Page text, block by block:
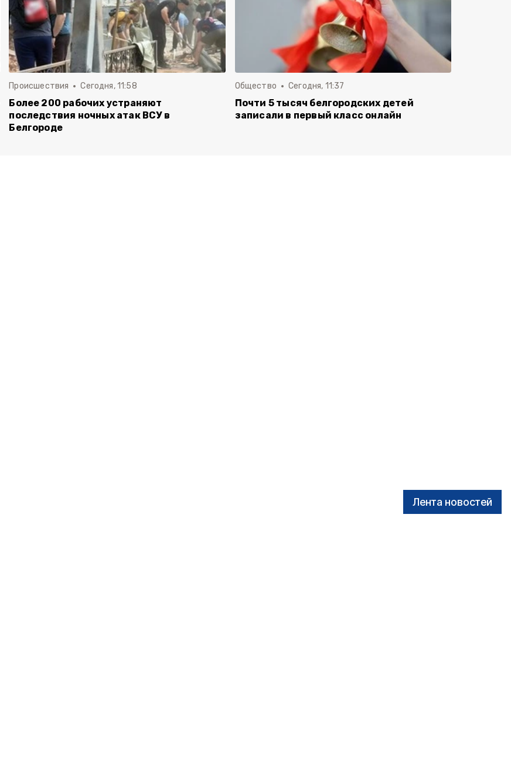
Лента новостей
Происшествия Сегодня, 11:58
Более 200 рабочих устраняют
последствия ночных атак ВСУ в
Белгороде
Общество Сегодня, 11:37
Почти 5 тысяч белгородских детей
записали в первый класс онлайн